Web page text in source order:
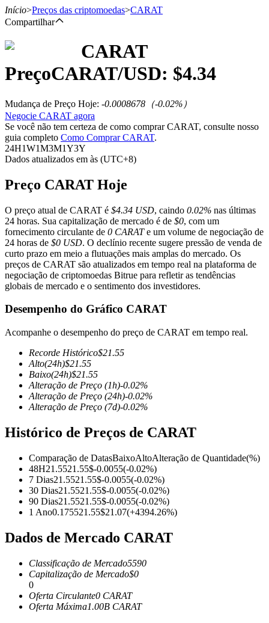
Futuros de USDT
TradFi
Derivativos de ações, câmbio, metais preciosos e commodities
Futuros de USDC
Início>Preços das criptomoedas>CARAT
Compartilhar
CARAT
PreçoCARAT/USD: $4.34
Mudança de Preço Hoje: -0.0008678 （-0.02%）
Negocie CARAT agora
Se você não tem certeza de como comprar CARAT, consulte nosso
guia completo Como Comprar CARAT.
24H1W1M3M1Y3Y
Dados atualizados em às (UTC+8)
Preço CARAT Hoje
O preço atual de CARAT é $4.34 USD, caindo 0.02% nas últimas
24 horas. Sua capitalização de mercado é de $0, com um
fornecimento circulante de 0 CARATe um volume de negociação de
24 horas de $0 USD. O declínio recente sugere pressão de venda de
curto prazo em meio a flutuações mais amplas do mercado. Os
preços de CARAT são atualizados em tempo real na plataforma de
negociação de criptomoedas Bitrue para refletir as tendências
globais de mercado e o sentimento dos investidores.
Desempenho do Gráfico CARAT
Acompanhe o desempenho do preço de CARAT em tempo real.
Recorde Histórico$21.55
Alto(24h)$21.55
Baixo(24h)$21.55
Alteração de Preço (1h)-0.02%
Alteração de Preço (24h)-0.02%
Alteração de Preço (7d)-0.02%
Histórico de Preços de CARAT
Comparação de DatasBaixoAltoAlteração de Quantidade(%)
48H21.5521.55$-0.0055(-0.02%)
7 Dias21.5521.55$-0.0055(-0.02%)
30 Dias21.5521.55$-0.0055(-0.02%)
90 Dias21.5521.55$-0.0055(-0.02%)
1 Ano0.175521.55$21.07(+4394.26%)
Dados de Mercado CARAT
Classificação de Mercado5590
Capitalização de Mercado$0
0
Oferta Circulante0 CARAT
Oferta Máxima1.00B CARAT